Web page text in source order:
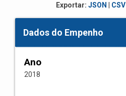
Exportar: JSON CSV|
Dados do Empenho
Ano
2018